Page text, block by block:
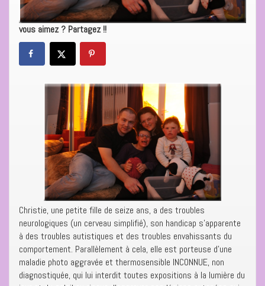
vous aimez ? Partagez !!
Christie, une petite fille de seize ans, a des troubles
neurologiques (un cerveau simplifié), son handicap s’apparente
à des troubles autistiques et des troubles envahissants du
comportement. Parallèlement à cela, elle est porteuse d’une
maladie photo aggravée et thermosensible INCONNUE, non
diagnostiquée, qui lui interdit toutes expositions à la lumière du